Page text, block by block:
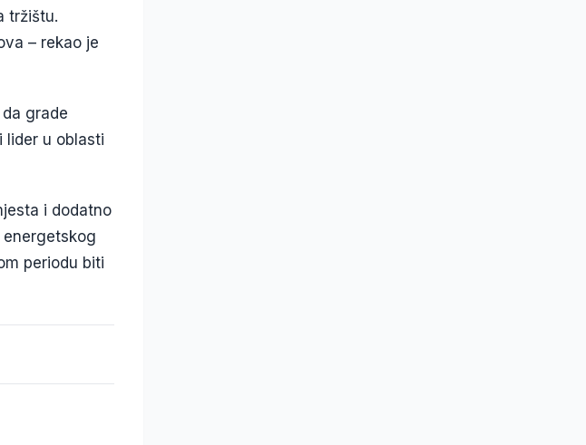
tržištu.
– rekao je
grade
lider u oblasti
i dodatno
periodu biti